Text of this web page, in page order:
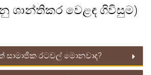
ශාන්තිකර වෙළඳ ගිවිසුම)
සාමාජික රටවල් මොනවාද?